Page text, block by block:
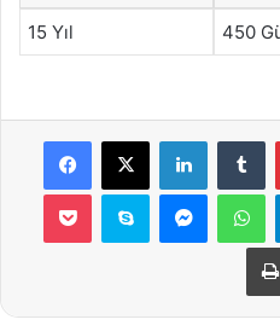
15 Yıl 450
Facebook
X LinkedIn
Pocket Skype